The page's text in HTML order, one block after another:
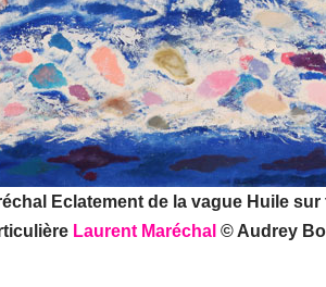
Eclatement de la vague Huile sur
Laurent Maréchal © Audrey